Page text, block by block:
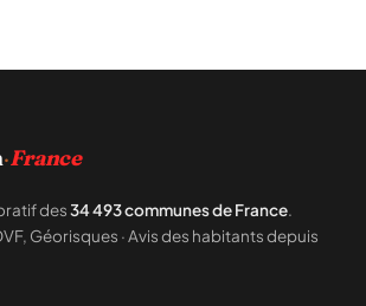
·France
des34 493 communes de France.
Géorisques · Avis des habitants depuis